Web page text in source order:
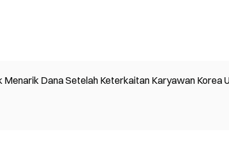
Dana Setelah Keterkaitan Karyawan Korea